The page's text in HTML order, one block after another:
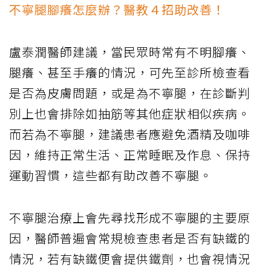
不寧腿腳癢怎麼辦？醫教４招助改善！
盧泰潤醫師建議，當民眾時常有不明腳癢、
腿癢、甚至手癢的情況，可先至診所檢查看
是否為皮膚問題，或是為不寧腿，在診斷判
別上也會排除如抽筋等其他症狀相似疾病。
而若為不寧腿，建議患者應避免酒精及咖啡
因，維持正常生活、正常睡眠及作息、保持
運動習慣，這些都有助改善不寧腿。
不寧腿治療上會先尋找形成不寧腿的主要原
因，醫師普遍會常規檢查患者是否有缺鐵的
情況，若有缺鐵便會提供鐵劑，也會視情況